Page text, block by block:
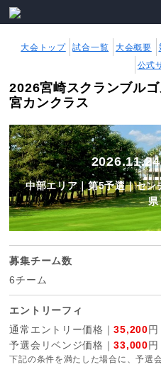
大会トップ 試合一覧 大会概要
公式
2026宮崎スクランブルゴ
宮カンクラス
中部エリア｜第5予選｜セ
県
募集チーム数
6チーム
エントリーフィ
通常エントリー価格｜35,200
予選会リベンジ価格｜33,000
下記の条件を満たした場合に、予選